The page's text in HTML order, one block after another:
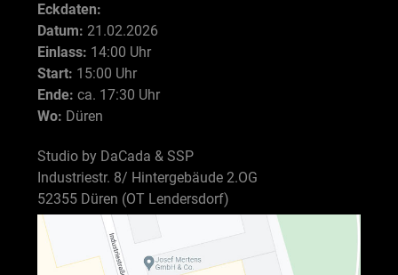
Eckdaten:
Datum: 21.02.2026
Einlass: 14:00 Uhr
Start: 15:00 Uhr
Ende: ca. 17:30 Uhr
Wo: Düren
Studio by DaCada & SSP
Industriestr. 8/ Hintergebäude 2.OG
52355 Düren (OT Lendersdorf)